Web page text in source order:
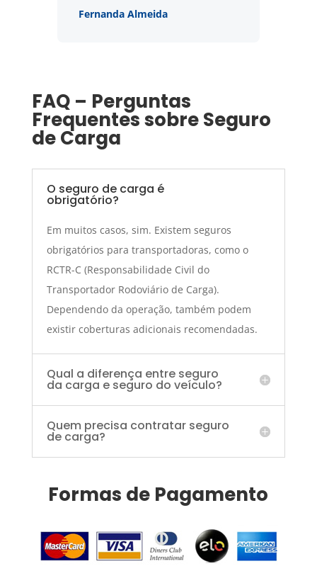
Fernanda Almeida
FAQ – Perguntas
Frequentes sobre Seguro
de Carga
O seguro de carga é
obrigatório?
Em muitos casos, sim. Existem seguros
obrigatórios para transportadoras, como o
RCTR-C (Responsabilidade Civil do
Transportador Rodoviário de Carga).
Dependendo da operação, também podem
existir coberturas adicionais recomendadas.
Qual a diferença entre seguro
da carga e seguro do veículo?
Quem precisa contratar seguro
de carga?
Formas de Pagamento